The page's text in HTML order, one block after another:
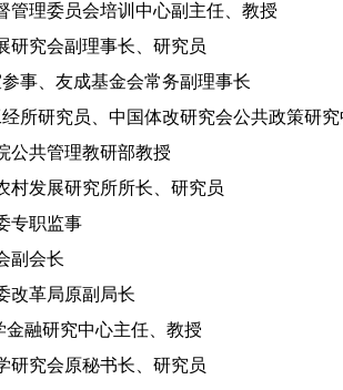
管理委员会培训中心副主任、教授
研究会副理事长、研究员
事、友成基金会常务副理事长
所研究员、中国体改研究会公共政策研
公共管理教研部教授
村发展研究所所长、研究员
专职监事
副会长
改革局原副局长
金融研究中心主任、教授
研究会原秘书长、研究员